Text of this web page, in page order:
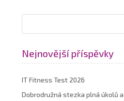
Nejnovější příspěvky
IT Fitness Test 2026
Dobrodružná stezka plná úkolů